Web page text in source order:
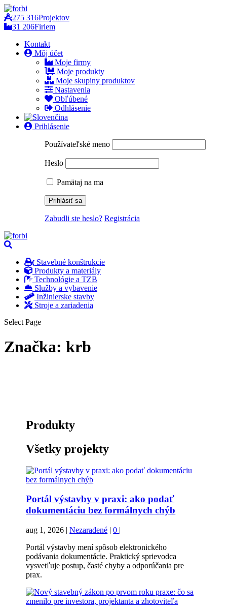
275 316Projektov
31 206Firiem
Kontakt
Môj účet
Moje firmy
Moje produkty
Moje skupiny produktov
Nastavenia
Obľúbené
Odhlásenie
Prihlásenie
Používateľské meno
Heslo
Pamätaj na ma
Zabudli ste heslo? Registrácia
Stavebné konštrukcie
Produkty a materiály
Technológie a TZB
Služby a vybavenie
Inžinierske stavby
Stroje a zariadenia
Select Page
Značka: krb
Produkty
Všetky projekty
Portál výstavby v praxi: ako podať
dokumentáciu bez formálnych chýb
aug 1, 2026 |Nezaradené |0 |
Portál výstavby mení spôsob elektronického
podávania dokumentácie. Praktický sprievodca
vysvetľuje postup, časté chyby a odporúčania pre
prax.